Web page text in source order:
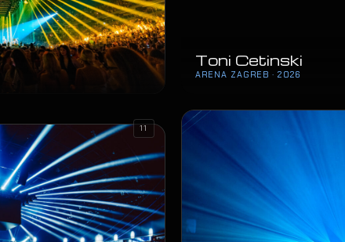
Toni Cetinski
ARENA ZAGREB · 2026
11